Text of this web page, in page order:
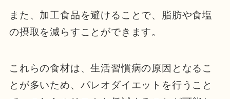
また、加工食品を避けることで、脂肪や食塩
の摂取を減らすことができます。
これらの食材は、生活習慣病の原因となるこ
とが多いため、パレオダイエットを行うこと